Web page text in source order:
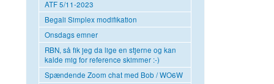
ATF 5/11-2023
Begali Simplex modifikation
Onsdags emner
RBN, så fik jeg da lige en stjerne og kan
kalde mig for reference skimmer :-)
Spændende Zoom chat med Bob / WO6W